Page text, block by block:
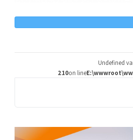
on line
210